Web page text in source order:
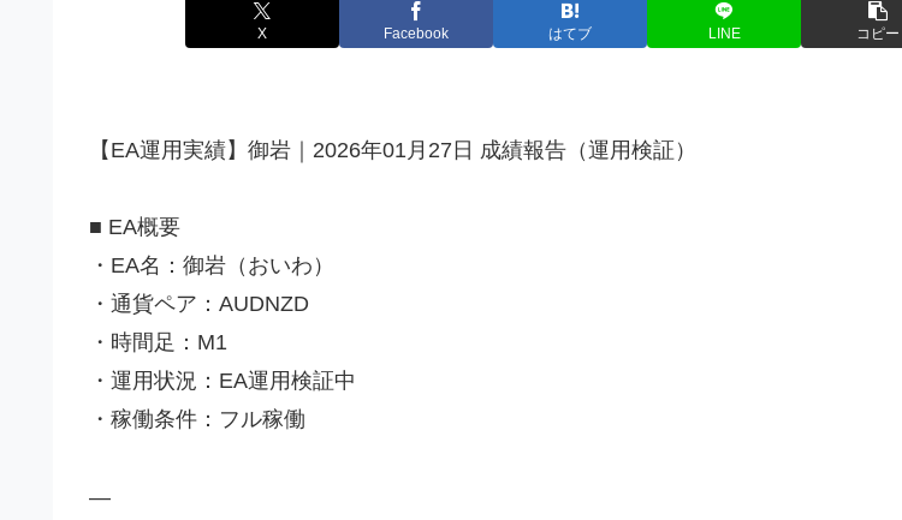
X Facebook はてブ LINE コピー
【EA運用実績】御岩｜2026年01月27日 成績報告（運用検証）
■ EA概要
・EA名：御岩（おいわ）
・通貨ペア：AUDNZD
・時間足：M1
・運用状況：EA運用検証中
・稼働条件：フル稼働
—